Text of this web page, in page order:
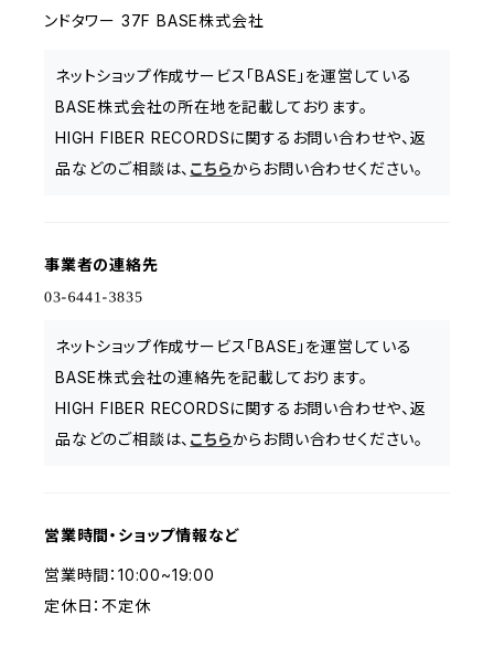
ンドタワー 37F BASE株式会社
ネットショップ作成サービス「BASE」を運営している
BASE株式会社の所在地を記載しております。
HIGH FIBER RECORDSに関するお問い合わせや、返
品などのご相談は、 こちらからお問い合わせください。
事業者の連絡先
ネットショップ作成サービス「BASE」を運営している
BASE株式会社の連絡先を記載しております。
HIGH FIBER RECORDSに関するお問い合わせや、返
品などのご相談は、 こちらからお問い合わせください。
営業時間・ショップ情報など
営業時間：10:00~19:00
定休日：不定休